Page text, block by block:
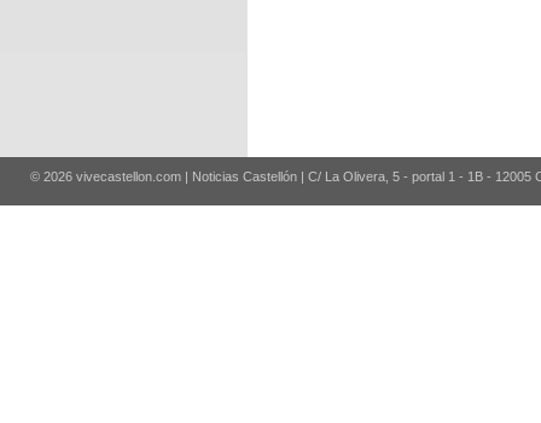
© 2026 vivecastellon.com | Noticias Castellón | C/ La Olivera, 5 - portal 1 - 1B - 12005